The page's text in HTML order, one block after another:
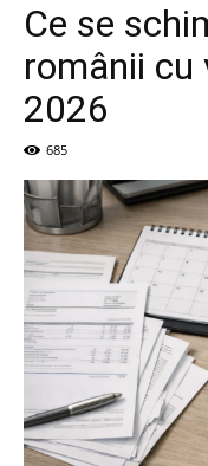
Ce se
românii cu
2026
685